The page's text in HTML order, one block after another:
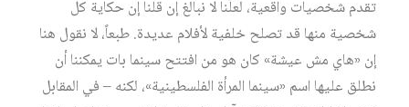
تقدم شخصيات واقعية، لعلّنا لا نبالغ إن قلنا إن حكاية كل
شخصية منها قد تصلح خلفية لأفلام عديدة. طبعاً، لا نقول هنا
إن «هاي مش عيشة» كان هو من افتتح سينما بات يمكننا أن
نطلق عليها اسم «سينما المرأة الفلسطينية»، لكنه – في المقابل